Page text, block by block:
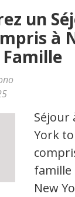
un
à
Séjour
York
famille
New